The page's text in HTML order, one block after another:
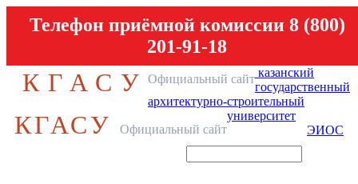
Телефон приёмной комиссии 8 (800)
201-91-18
КГАСУ Официальный сайт казанский
государственный
архитектурно-строительный
университет
КГАСУ Официальный сайт ЭИОС